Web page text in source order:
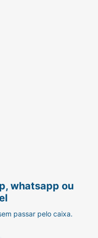
whatsapp ou
passar pelo caixa.